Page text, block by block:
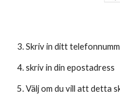
3. Skriv in ditt
4. skriv in din epostadress
5. Välj om du vill att detta